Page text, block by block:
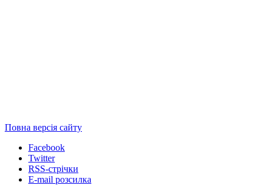
Повна версія сайту
Facebook
Twitter
RSS-стрічки
E-mail розсилка